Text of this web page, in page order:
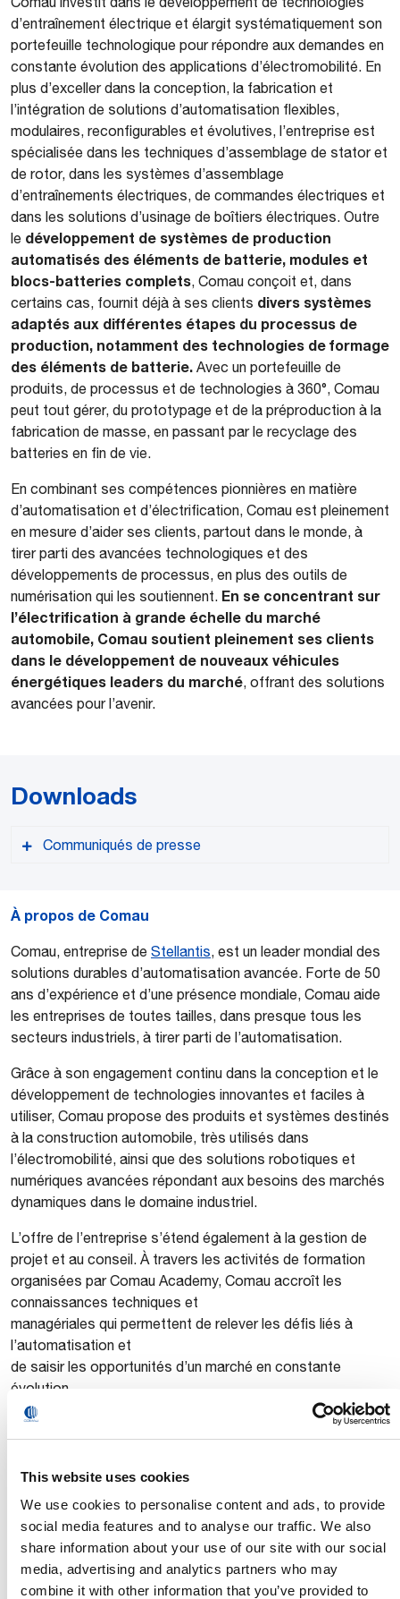
This website uses cookies
We use cookies to personalise content and ads, to provide
social media features and to analyse our traffic. We also
share information about your use of our site with our social
media, advertising and analytics partners who may
combine it with other information that you’ve provided to
d’entraînement électrique et élargit systématiquement son
portefeuille technologique pour répondre aux demandes en
constante évolution des applications d’électromobilité. En
plus d’exceller dans la conception, la fabrication et
l’intégration de solutions d’automatisation flexibles,
modulaires, reconfigurables et évolutives, l’entreprise est
spécialisée dans les techniques d’assemblage de stator et
de rotor, dans les systèmes d’assemblage
d’entraînements électriques, de commandes électriques et
dans les solutions d’usinage de boîtiers électriques. Outre
le développement de systèmes de production
automatisés des éléments de batterie, modules et
blocs-batteries complets, Comau conçoit et, dans
certains cas, fournit déjà à ses clients divers systèmes
adaptés aux différentes étapes du processus de
production, notamment des technologies de formage
des éléments de batterie. Avec un portefeuille de
produits, de processus et de technologies à 360°, Comau
peut tout gérer, du prototypage et de la préproduction à la
fabrication de masse, en passant par le recyclage des
batteries en fin de vie.
En combinant ses compétences pionnières en matière
d’automatisation et d’électrification, Comau est pleinement
en mesure d’aider ses clients, partout dans le monde, à
tirer parti des avancées technologiques et des
développements de processus, en plus des outils de
numérisation qui les soutiennent. En se concentrant sur
l’électrification à grande échelle du marché
automobile, Comau soutient pleinement ses clients
dans le développement de nouveaux véhicules
énergétiques leaders du marché, offrant des solutions
avancées pour l’avenir.
Downloads
Communiqués de presse
Versione PDF
À propos de Comau
Comau, entreprise de Stellantis, est un leader mondial des
solutions durables d’automatisation avancée. Forte de 50
ans d’expérience et d’une présence mondiale, Comau aide
les entreprises de toutes tailles, dans presque tous les
secteurs industriels, à tirer parti de l’automatisation.
Grâce à son engagement continu dans la conception et le
développement de technologies innovantes et faciles à
utiliser, Comau propose des produits et systèmes destinés
à la construction automobile, très utilisés dans
l’électromobilité, ainsi que des solutions robotiques et
numériques avancées répondant aux besoins des marchés
dynamiques dans le domaine industriel.
L’offre de l’entreprise s’étend également à la gestion de
projet et au conseil. À travers les activités de formation
organisées par Comau Academy, Comau accroît les
connaissances techniques et
managériales qui permettent de relever les défis liés à
l’automatisation et
de saisir les opportunités d’un marché en constante
évolution.
Basée à Turin, en Italie, Comau dispose d’un réseau
international de cinq centres d’innovation, cinq hubs
d’un vaste réseau de distributeurs et de partenaires,
l’entreprise est en mesure de répondre rapidement aux
besoins de ses clients, partout dans le monde.
www.comau.com